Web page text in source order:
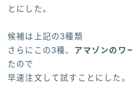
とにした。
候補は上記の3種類
さらにこの3種、 アマゾンのワ
たので
早速注文して試すことにした。